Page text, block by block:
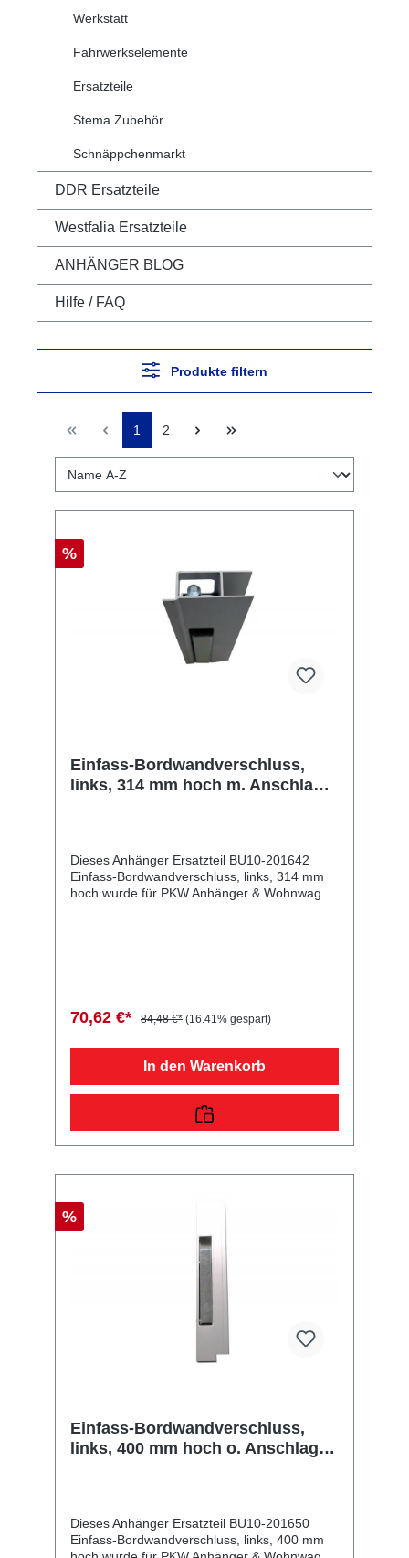
Werkstatt
Fahrwerkselemente
Ersatzteile
Stema Zubehör
Schnäppchenmarkt
DDR Ersatzteile
Westfalia Ersatzteile
ANHÄNGER BLOG
Hilfe / FAQ
Produkte filtern
1 2
%
Einfass-Bordwandverschluss,
links, 314 mm hoch m. Anschlag,
Dieses Anhänger Ersatzteil BU10-201642
Einfass-Bordwandverschluss, links, 314 mm
hoch wurde für PKW Anhänger & Wohnwagen
ein Qualitätsprodukt zu fairen Preisen für PKW
Anhänger & Wohnwagen!
70,62 €* 84,48 €* (16.41% gespart)
In den Warenkorb
%
Einfass-Bordwandverschluss,
links, 400 mm hoch o. Anschlag,
Dieses Anhänger Ersatzteil BU10-201650
Einfass-Bordwandverschluss, links, 400 mm